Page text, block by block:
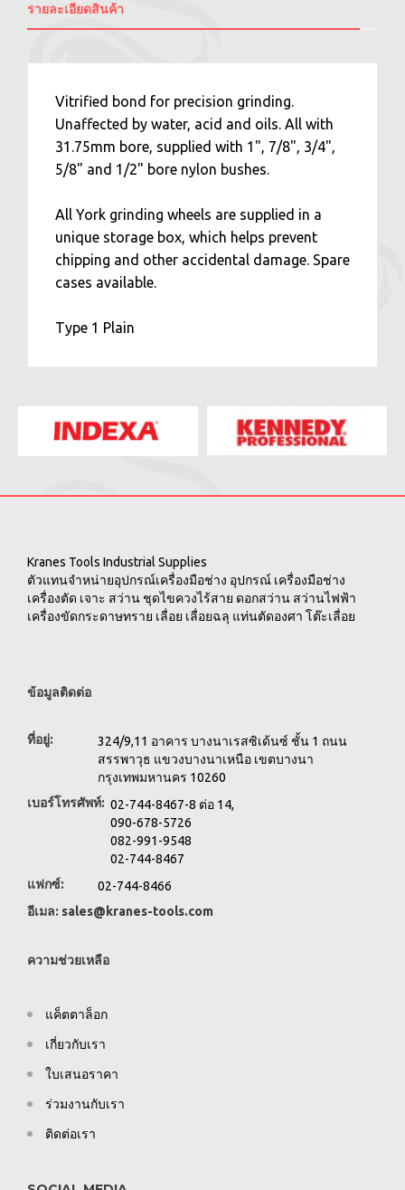
รายละเอียดสินค้า
Vitrified bond for precision grinding.
Unaffected by water, acid and oils. All with
31.75mm bore, supplied with 1", 7/8", 3/4",
5/8" and 1/2" bore nylon bushes.
All York grinding wheels are supplied in a
unique storage box, which helps prevent
chipping and other accidental damage. Spare
cases available.
Type 1 Plain
Kranes Tools Industrial Supplies
ตัวแทนจำหน่ายอุปกรณ์เครื่องมือช่าง อุปกรณ์ เครื่องมือช่าง
เครื่องตัด เจาะ สว่าน ชุดไขควงไร้สาย ดอกสว่าน สว่านไฟฟ้า
เครื่องขัดกระดาษทราย เลื่อย เลื่อยฉลุ แท่นตัดองศา โต๊ะเลื่อย
ข้อมูลติดต่อ
ที่อยู่:
324/9,11 อาคาร บางนาเรสซิเด้นซ์ ชั้น 1 ถนน
สรรพาวุธ แขวงบางนาเหนือ เขตบางนา
กรุงเทพมหานคร 10260
เบอร์โทรศัพท์: 02-744-8467-8 ต่อ 14,
090-678-5726
082-991-9548
02-744-8467
แฟกซ์:
02-744-8466
อีเมล: sales@kranes-tools.com
ความช่วยเหลือ
แค็ตตาล็อก
เกี่ยวกับเรา
ใบเสนอราคา
ร่วมงานกับเรา
ติดต่อเรา